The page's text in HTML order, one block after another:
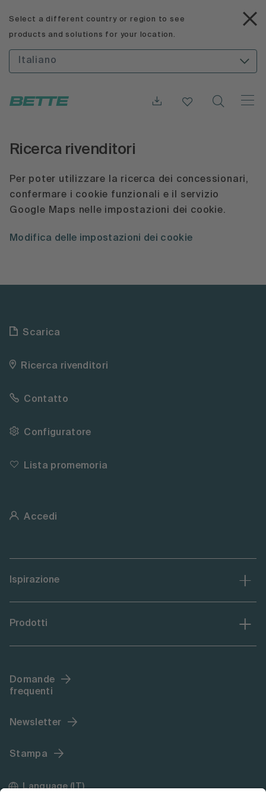
Select a different country or region to see
products and solutions for your location.
Italiano
Ricerca rivenditori
Per poter utilizzare la ricerca dei concessionari,
confermare i cookie funzionali e il servizio
Google Maps nelle impostazioni dei cookie.
Modifica delle impostazioni dei cookie
Scarica
Ricerca rivenditori
Contatto
Configuratore
Lista promemoria
Accedi
Ispirazione
Prodotti
Domande
frequenti
Newsletter
Stampa
Language (IT)